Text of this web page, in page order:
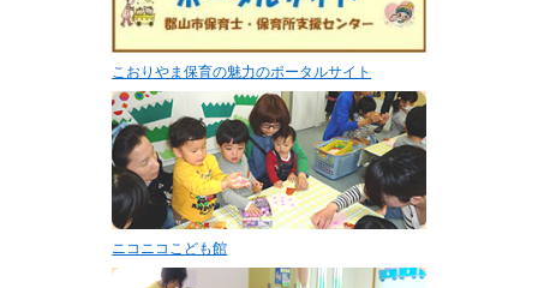
こおりやま保育の魅力のポータルサイト
ニコニコこども館